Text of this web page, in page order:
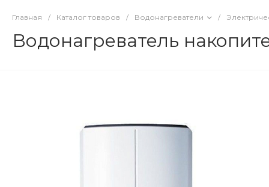
Главная / Каталог товаров / Водонагреватели /
Водонагреватель